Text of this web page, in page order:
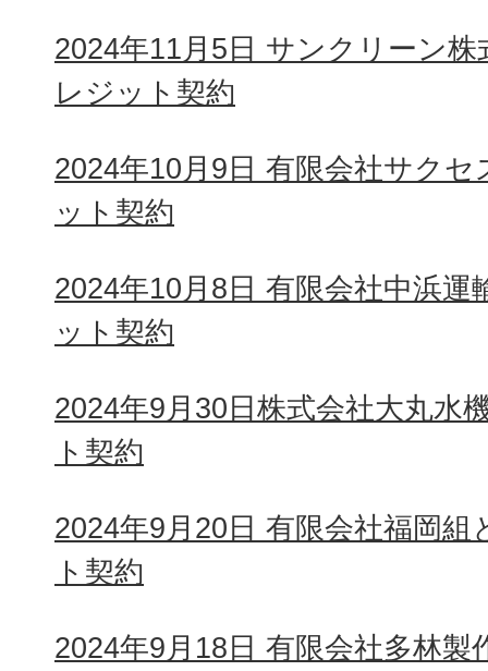
2024年11月5日 サンクリーン
レジット契約
2024年10月9日 有限会社サク
ット契約
2024年10月8日 有限会社中浜運
ット契約
2024年9月30日株式会社大丸水
ト契約
2024年9月20日 有限会社福岡
ト契約
2024年9月18日 有限会社多林製